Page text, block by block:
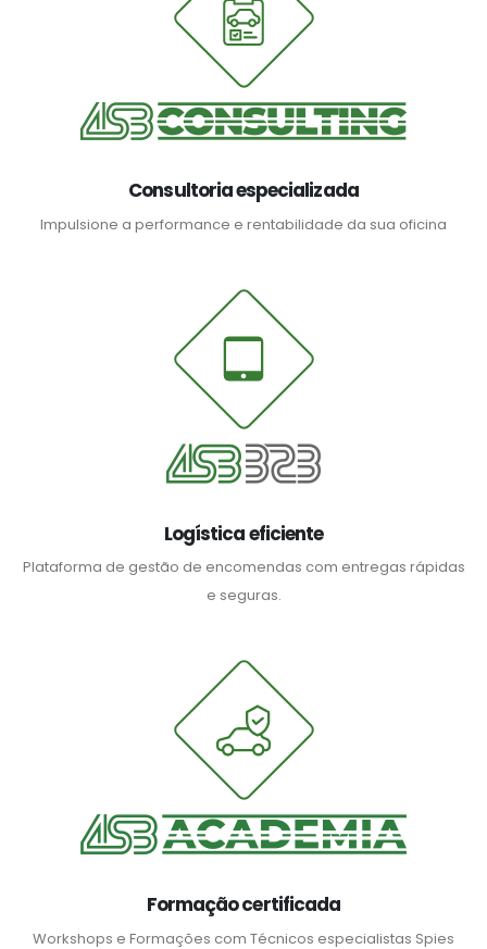
Consultoria especializada
Impulsione a performance e rentabilidade da sua oficina
Logística eficiente
Plataforma de gestão de encomendas com entregas rápidas
e seguras.
Formação certificada
Workshops e Formações com Técnicos especialistas Spies